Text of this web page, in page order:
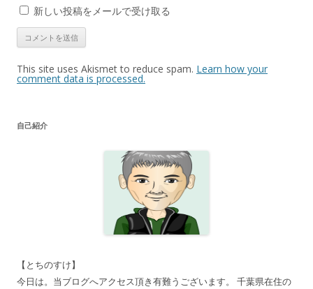
新しい投稿をメールで受け取る
This site uses Akismet to reduce spam. Learn how your
comment data is processed.
自己紹介
【とちのすけ】
今日は。当ブログへアクセス頂き有難うございます。 千葉県在住の